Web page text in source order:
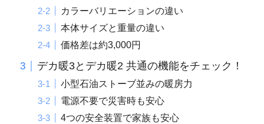
カラーバリエーションの違い
本体サイズと重量の違い
価格差は約3,000円
デカ暖3とデカ暖2 共通の機能をチェック！
小型石油ストーブ並みの暖房力
電源不要で災害時も安心
4つの安全装置で家族も安心